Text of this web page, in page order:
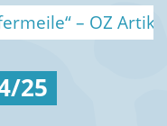
mit Marko
25